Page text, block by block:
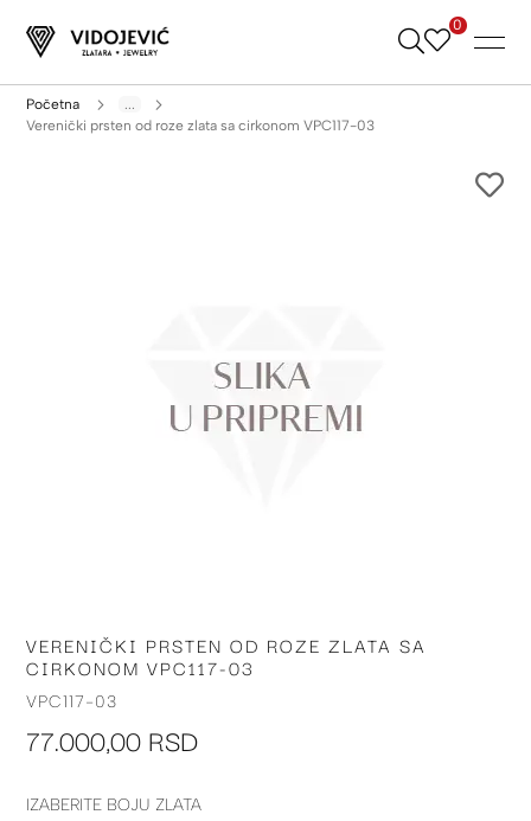
Skip
0
Početna
...
Verenički prsten od roze zlata sa cirkonom VPC117-03
Skip
to
the
of
gallery
VERENIČKI PRSTEN OD ROZE ZLATA SA
CIRKONOM VPC117-03
VPC117-03
77.000,00 RSD
IZABERITE BOJU ZLATA